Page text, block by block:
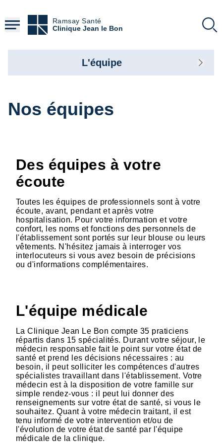
contenu
principal
Ramsay Santé
Clinique Jean le Bon
Nos équipes
Des équipes à votre
écoute
Toutes les équipes de professionnels sont à votre
écoute, avant, pendant et après votre
hospitalisation. Pour votre information et votre
confort, les noms et fonctions des personnels de
l'établissement sont portés sur leur blouse ou leurs
vêtements. N'hésitez jamais à interroger vos
interlocuteurs si vous avez besoin de précisions
ou d'informations complémentaires.
L'équipe médicale
La Clinique Jean Le Bon compte 35 praticiens
répartis dans 15 spécialités. Durant votre séjour, le
médecin responsable fait le point sur votre état de
santé et prend les décisions nécessaires : au
besoin, il peut solliciter les compétences d'autres
spécialistes travaillant dans l'établissement. Votre
médecin est à la disposition de votre famille sur
simple rendez-vous : il peut lui donner des
renseignements sur votre état de santé, si vous le
souhaitez. Quant à votre médecin traitant, il est
tenu informé de votre intervention et/ou de
l'évolution de votre état de santé par l'équipe
médicale de la clinique.
L'équipe